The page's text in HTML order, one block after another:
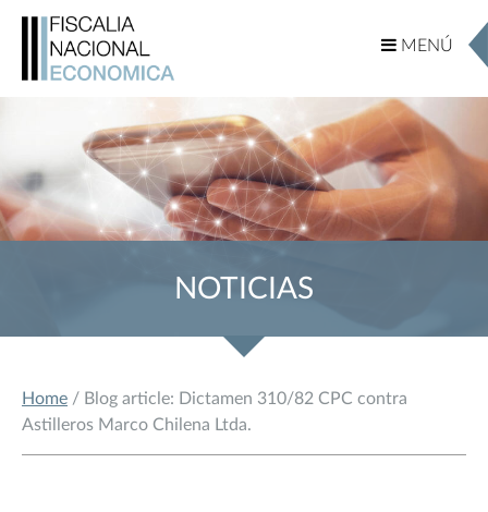
MENÚ
MENÚ
NOTICIAS
Home / Blog article: Dictamen 310/82 CPC contra
Astilleros Marco Chilena Ltda.